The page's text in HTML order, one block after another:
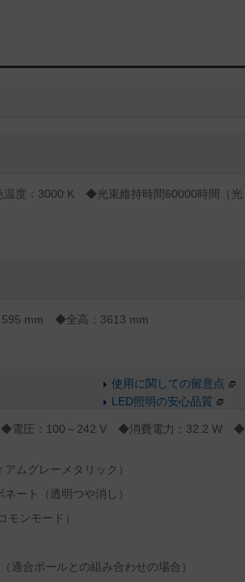
度：3000 K ◆光束維持時間60000時間（光
mm ◆全高：3613 mm
使用に関しての留意点
LED照明の安心品質
電圧：100～242 V ◆消費電力：32.2 W ◆
ムグレーメタリック）
ート（透明つや消し）
ンモード）
適合ポールとの組み合わせの場合）